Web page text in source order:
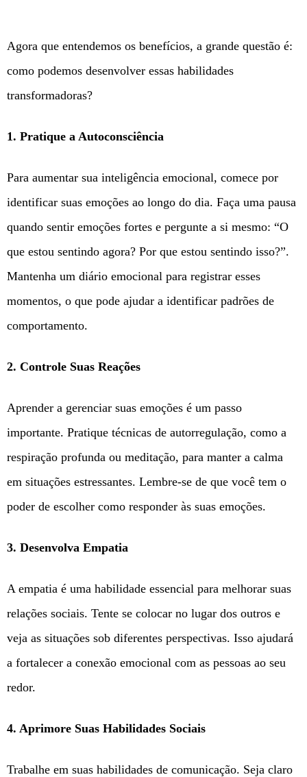
Agora que entendemos os benefícios, a grande questão é:
como podemos desenvolver essas habilidades
transformadoras?
1. Pratique a Autoconsciência
Para aumentar sua inteligência emocional, comece por
identificar suas emoções ao longo do dia. Faça uma pausa
quando sentir emoções fortes e pergunte a si mesmo: “O
que estou sentindo agora? Por que estou sentindo isso?”.
Mantenha um diário emocional para registrar esses
momentos, o que pode ajudar a identificar padrões de
comportamento.
2. Controle Suas Reações
Aprender a gerenciar suas emoções é um passo
importante. Pratique técnicas de autorregulação, como a
respiração profunda ou meditação, para manter a calma
em situações estressantes. Lembre-se de que você tem o
poder de escolher como responder às suas emoções.
3. Desenvolva Empatia
A empatia é uma habilidade essencial para melhorar suas
relações sociais. Tente se colocar no lugar dos outros e
veja as situações sob diferentes perspectivas. Isso ajudará
a fortalecer a conexão emocional com as pessoas ao seu
redor.
4. Aprimore Suas Habilidades Sociais
Trabalhe em suas habilidades de comunicação. Seja claro